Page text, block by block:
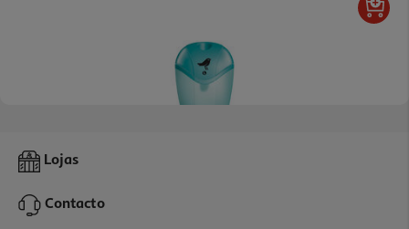
Apara-Lápis Auchan Com 1 Entrada Cores Sortidas
1,49 €
Lojas
Contacto